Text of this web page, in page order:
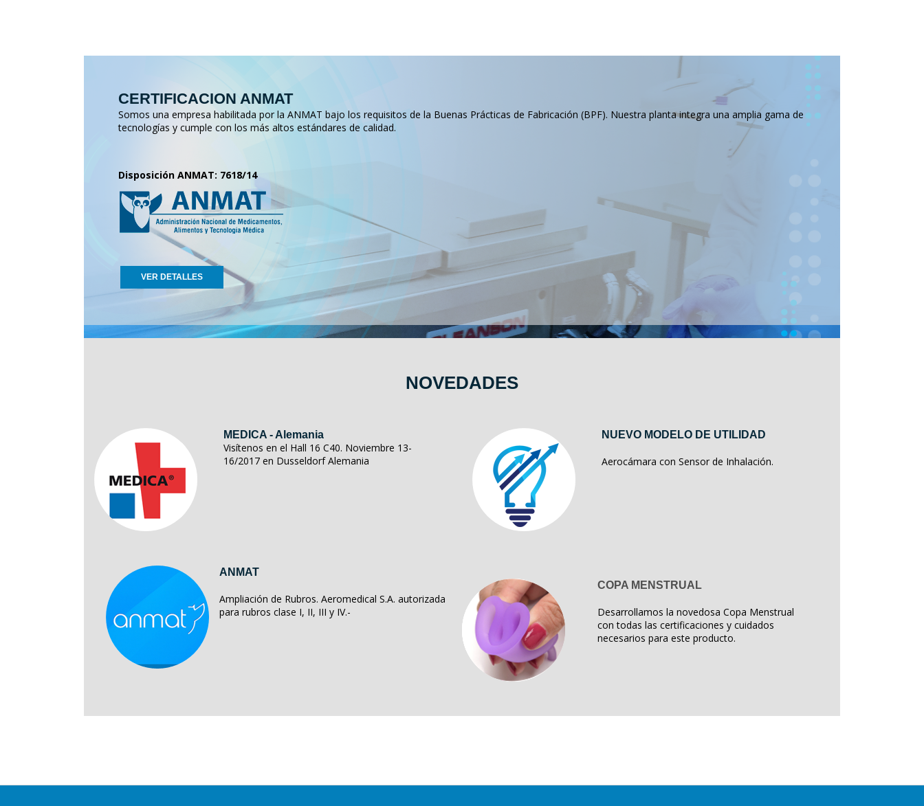
CERTIFICACION ANMAT
Somos una empresa habilitada por la ANMAT bajo los requisitos de la Buenas Prácticas de Fabricación (BPF). Nuestra planta integra una amplia gama de
tecnologías y cumple con los más altos estándares de calidad.
Disposición ANMAT: 7618/14
VER DETALLES
NOVEDADES
MEDICA - Alemania
Visítenos en el Hall 16 C40. Noviembre 13-
16/2017 en Dusseldorf Alemania
NUEVO MODELO DE UTILIDAD
Aerocámara con Sensor de Inhalación.
ANMAT
Ampliación de Rubros. Aeromedical S.A. autorizada
para rubros clase I, II, III y IV.-
COPA MENSTRUAL
Desarrollamos la novedosa Copa Menstrual
con todas las certificaciones y cuidados
necesarios para este producto.